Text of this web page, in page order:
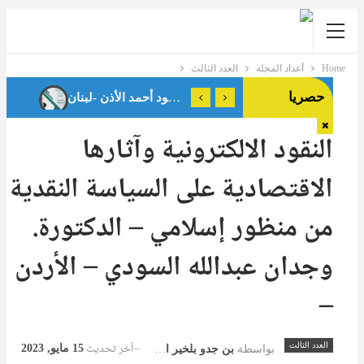
Home أعداد المجلة العدد الثالث
حصريا
النقود الالكترونية وآثارها
الاقتصادية على السياسة النقدية
من منظور إسلامي – الدكتورة.
وجدان عبدالله السودي – الأردن
–
العدد الثالث بواسطة بن جدو بلخير المشرف العام آخر تحديث 15 مايو, 2023